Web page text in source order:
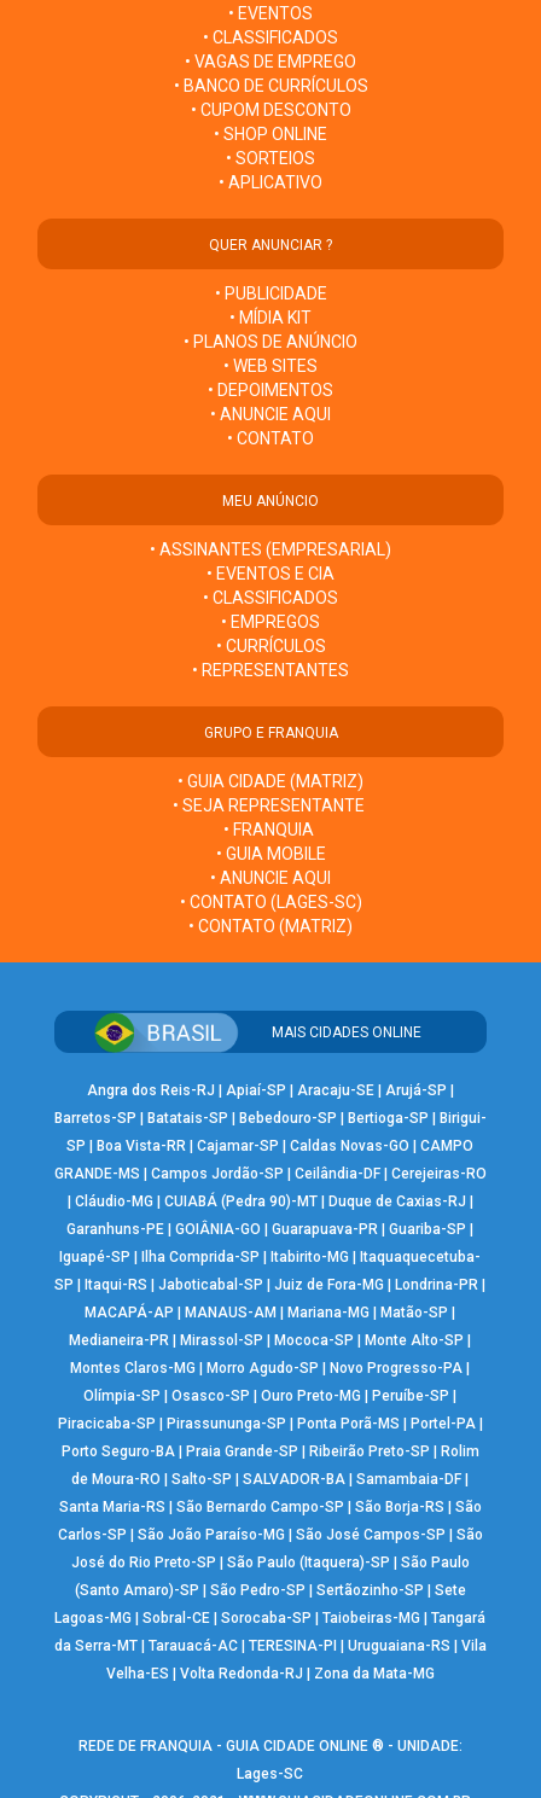
• EVENTOS
• CLASSIFICADOS
• VAGAS DE EMPREGO
• BANCO DE CURRÍCULOS
• CUPOM DESCONTO
• SHOP ONLINE
• SORTEIOS
• APLICATIVO
QUER ANUNCIAR ?
• PUBLICIDADE
• MÍDIA KIT
• PLANOS DE ANÚNCIO
• WEB SITES
• DEPOIMENTOS
• ANUNCIE AQUI
• CONTATO
MEU ANÚNCIO
• ASSINANTES (EMPRESARIAL)
• EVENTOS E CIA
• CLASSIFICADOS
• EMPREGOS
• CURRÍCULOS
• REPRESENTANTES
GRUPO E FRANQUIA
• GUIA CIDADE (MATRIZ)
• SEJA REPRESENTANTE
• FRANQUIA
• GUIA MOBILE
• ANUNCIE AQUI
• CONTATO (LAGES-SC)
• CONTATO (MATRIZ)
MAIS CIDADES ONLINE
Angra dos Reis-RJ Apiaí-SP Aracaju-SE| Arujá-SP
Barretos-SP
Batatais-SP Bebedouro-SP Bertioga-SP
Birigui-
SP
Boa Vista-RR |Cajamar-SP |Caldas Novas-GO |CAMPO
GRANDE-MS
Campos Jordão-SP Ceilândia-DF| Cerejeiras-RO
Cláudio-MG CUIABÁ (Pedra 90)-MT| Duque de Caxias-RJ
Garanhuns-PE |GOIÂNIA-GO |Guarapuava-PR |Guariba-SP
Iguapé-SP
Ilha Comprida-SP Itabirito-MG
Itaquaquecetuba-
SP
Itaqui-RS |Jaboticabal-SP |Juiz de Fora-MG Londrina-PR
MACAPÁ-AP
MANAUS-AM Mariana-MG Matão-SP
Medianeira-PR
Mirassol-SP Mococa-SP Monte Alto-SP
Montes Claros-MG
Morro Agudo-SP Novo Progresso-PA
Olímpia-SP
|Osasco-SP |Ouro Preto-MG Peruíbe-SP
Piracicaba-SP
Pirassununga-SP Ponta Porã-MS Portel-PA|
Porto Seguro-BA| Praia Grande-SP Ribeirão Preto-SP
Rolim
de Moura-RO
|Salto-SP |SALVADOR-BA |Samambaia-DF
Santa Maria-RS
São Bernardo Campo-SP São Borja-RS
São
Carlos-SP
São João Paraíso-MG São José Campos-SP
São
José do Rio Preto-SP
São Paulo (Itaquera)-SP
São Paulo
(Santo Amaro)-SP
São Pedro-SP Sertãozinho-SP
Sete
Lagoas-MG
|Sobral-CE |Sorocaba-SP |Taiobeiras-MG |Tangará
da Serra-MT| Tarauacá-AC| TERESINA-PI Uruguaiana-RS
Vila
Velha-ES
Volta Redonda-RJ Zona da Mata-MG
REDE DE FRANQUIA - GUIA CIDADE ONLINE ® - UNIDADE:
Lages-SC